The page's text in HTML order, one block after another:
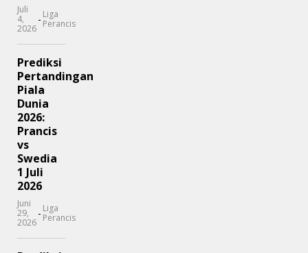
Juli
4,
2026
- Liga
Perancis
Prediksi
Pertandingan
Piala
Dunia
2026:
Prancis
vs
Swedia
1 Juli
2026
Juni
29,
2026
- Liga
Perancis